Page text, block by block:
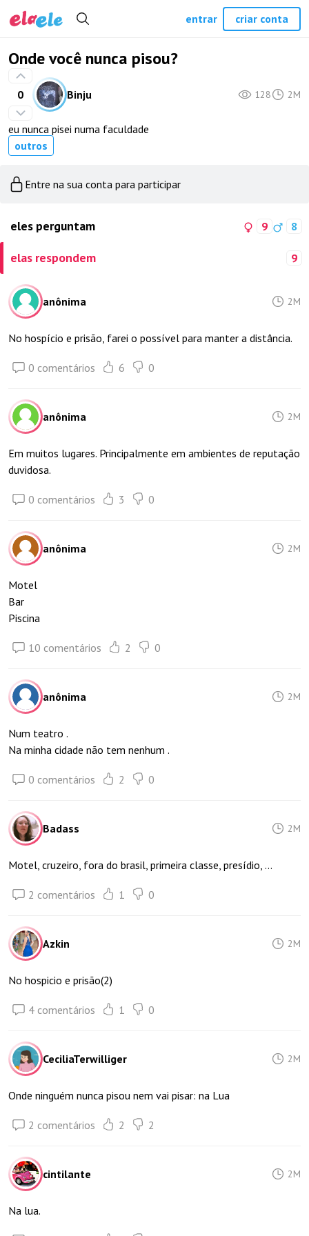
Onde você nunca pisou?
0 Binju 128 2M
eu nunca pisei numa faculdade
outros
Entre na sua conta para participar
eles perguntam 9 8
elas respondem 9
anônima 2M
No hospício e prisão, farei o possível para manter a distância.
0 comentários 6 0
anônima 2M
Em muitos lugares. Principalmente em ambientes de reputação
duvidosa.
0 comentários 3 0
anônima 2M
Motel
Bar
Piscina
10 comentários 2 0
anônima 2M
Num teatro .
Na minha cidade não tem nenhum .
0 comentários 2 0
Badass 2M
Motel, cruzeiro, fora do brasil, primeira classe, presídio, ...
2 comentários 1 0
Azkin 2M
No hospicio e prisão(2)
4 comentários 1 0
CeciliaTerwilliger 2M
Onde ninguém nunca pisou nem vai pisar: na Lua
2 comentários 2 2
cintilante 2M
Na lua.
entrar criar conta